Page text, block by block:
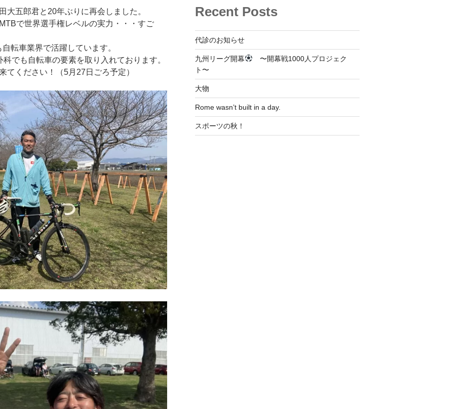
大五郎君と20年ぶりに再会しました。
で世界選手権レベルの実力・・・すご
転車業界で活躍しています。
でも自転車の要素を取り入れております。
てください！（5月27日ごろ予定）
Recent Posts
代診のお知らせ
九州リーグ開幕
〜開幕戦1000人プロジェク
ト〜
大物
Rome wasn’t built in a day.
スポーツの秋！